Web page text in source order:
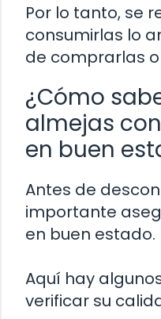
Por lo tanto, se
consumirlas lo
de comprarlas
¿Cómo
almejas
en buen
Antes de
importante
en buen estado.
Aquí hay
verificar su